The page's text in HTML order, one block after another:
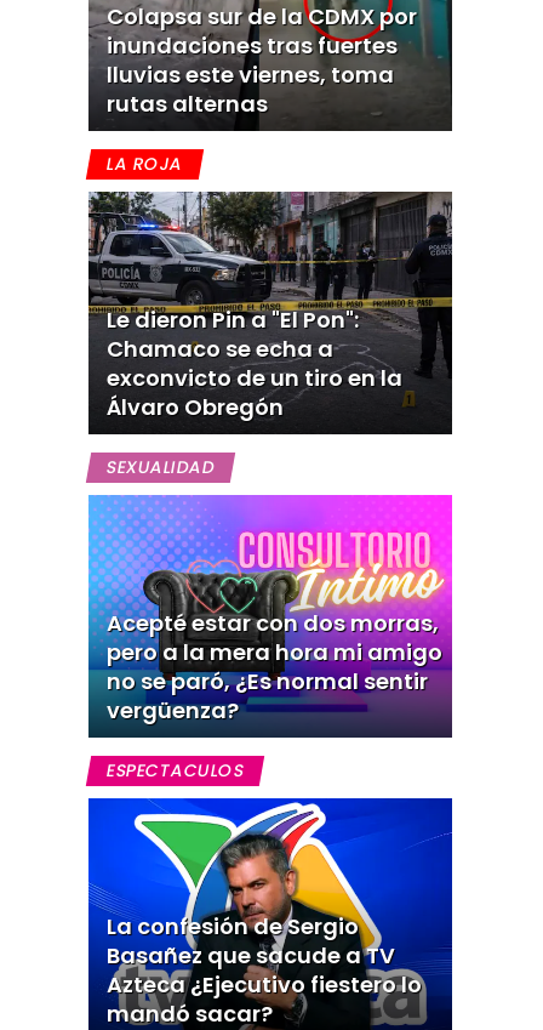
Colapsa sur de la CDMX por
inundaciones tras fuertes
lluvias este viernes, toma
rutas alternas
LA ROJA
Le dieron Pin a "El Pon":
Chamaco se echa a
exconvicto de un tiro en la
Álvaro Obregón
SEXUALIDAD
Acepté estar con dos morras,
pero a la mera hora mi amigo
no se paró, ¿Es normal sentir
vergüenza?
ESPECTACULOS
La confesión de Sergio
Basañez que sacude a TV
Azteca ¿Ejecutivo fiestero lo
mandó sacar?